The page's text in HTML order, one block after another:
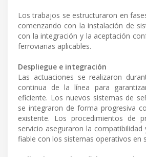
Los trabajos se estructuraron en
comenzando con la instalación de
con la integración y la aceptación
ferroviarias aplicables.
Despliegue e integración
Las actuaciones se realizaron
continua de la línea para
eficiente. Los nuevos sistemas de
se integraron de forma progresiva
existente. Los procedimientos de
servicio aseguraron la
fiable con los sistemas operativos en